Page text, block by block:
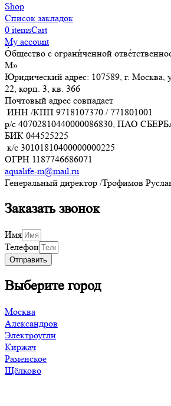
Shop
Список закладок
0 itemsCart
My account
О́бщество с ограни́ченной
М»
Юридический адрес: 107589, г. Москва,
22, корп. 3, кв. 366
Почтовый адрес совпадает
ИНН /КПП 9718107370 /771801001
р/с 40702810440000086830, ПАО
БИК 044525225
к/с 30101810400000000225
ОГРН 1187746686071
aqualife-m@mail.ru
Генеральный директор /Трофимов
Заказать звонок
Имя
Телефон
Отправить
Выберите город
Москва
Александров
Электроугли
Киржач
Раменское
Щёлково